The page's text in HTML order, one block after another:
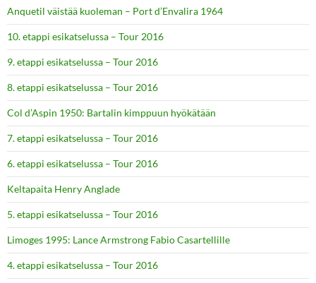
Anquetil väistää kuoleman – Port d’Envalira 1964
10. etappi esikatselussa – Tour 2016
9. etappi esikatselussa – Tour 2016
8. etappi esikatselussa – Tour 2016
Col d’Aspin 1950: Bartalin kimppuun hyökätään
7. etappi esikatselussa – Tour 2016
6. etappi esikatselussa – Tour 2016
Keltapaita Henry Anglade
5. etappi esikatselussa – Tour 2016
Limoges 1995: Lance Armstrong Fabio Casartellille
4. etappi esikatselussa – Tour 2016